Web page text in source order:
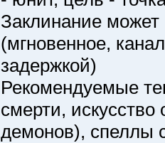
Заклинание
(мгновенное,
задержкой)
Рекомендуемые
смерти,
демонов), спеллы